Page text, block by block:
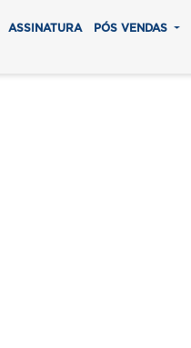
ASSINATURA PÓS VENDAS